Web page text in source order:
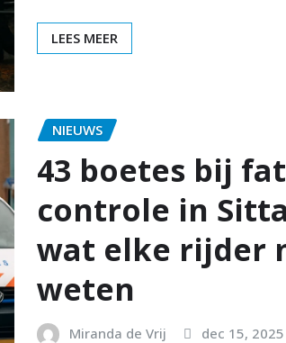
LEES MEER
NIEUWS
43 boetes bij
controle in
wat elke rijder
weten
Miranda de Vrij dec 15, 2025